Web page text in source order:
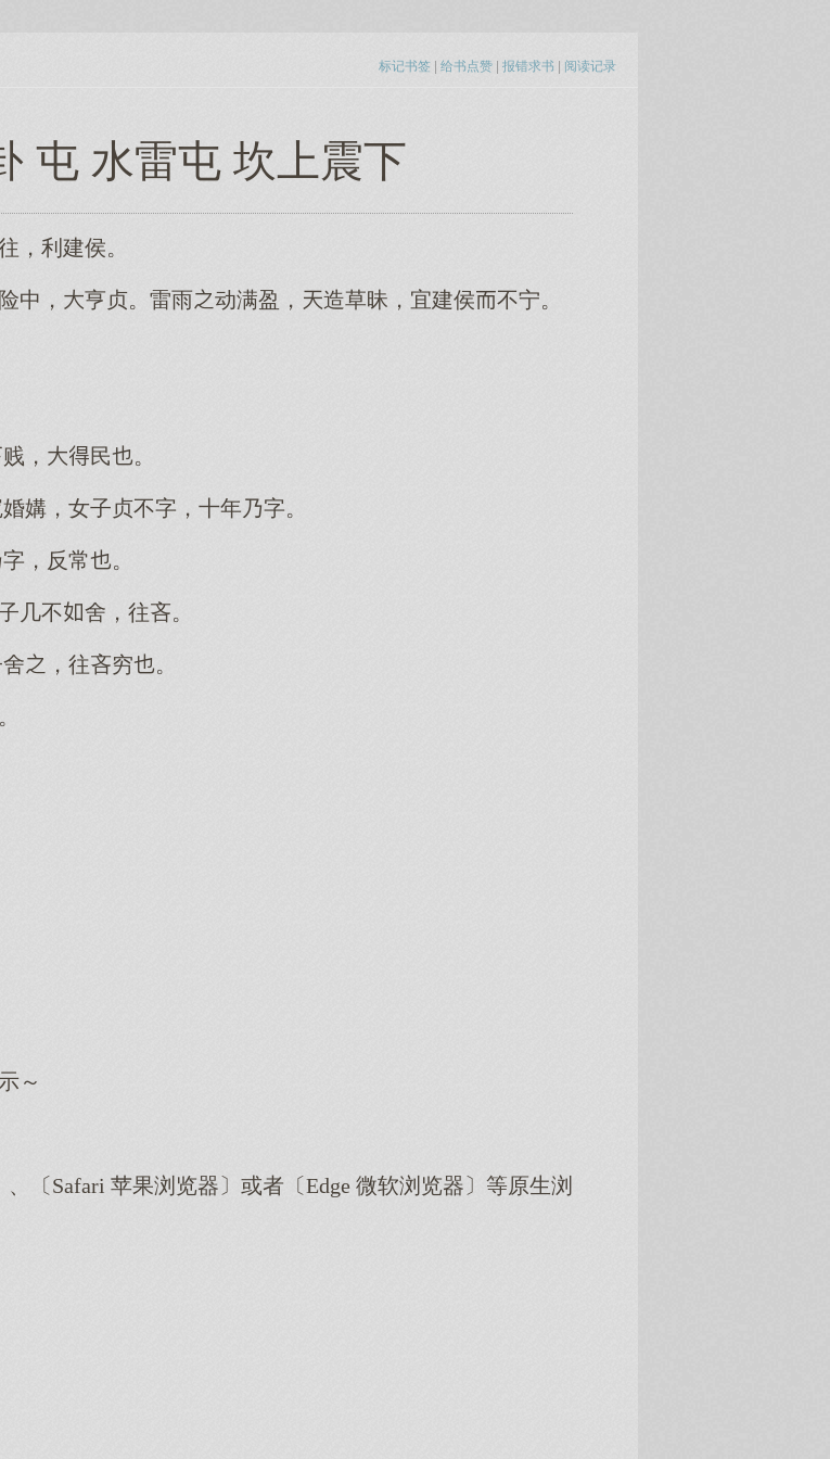
标记书签 | 给书点赞 | 报错求书 | 阅读记录
屯 水雷屯 坎上震下
，利建侯。
中，亨贞。雷雨动满盈，造草昧，宜建侯不宁。
贱，民。
，女子贞不字，十年乃字。
，反常。
几不舍，往吝。
，往吝穷。
～
〔Safari 苹果浏览器〕或者〔Edge 微软浏览器〕等原生浏